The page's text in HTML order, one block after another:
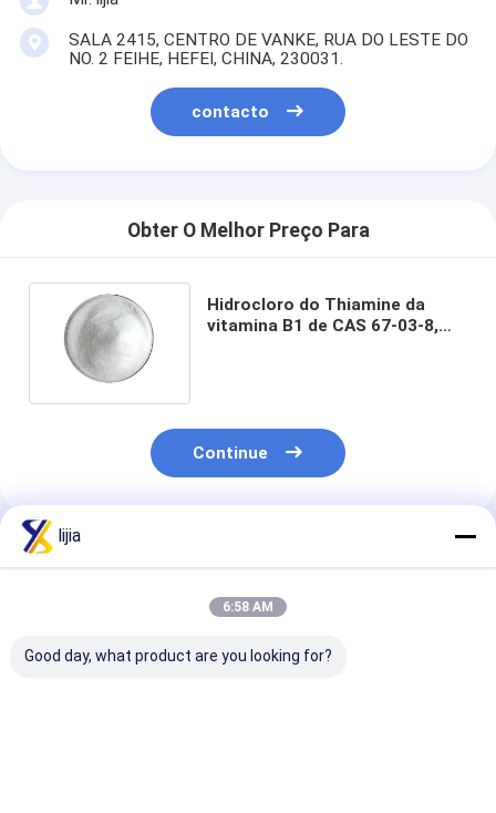
SALA 2415, CENTRO DE VANKE, RUA DO LESTE DO
NO. 2 FEIHE, HEFEI, CHINA, 230031.
contacto
Obter O Melhor Preço Para
Hidrocloro do Thiamine da
vitamina B1 de CAS 67-03-8,
Continue
Produtos Recomendados
lijia
6:58 AM
Good day, what product are you looking for?